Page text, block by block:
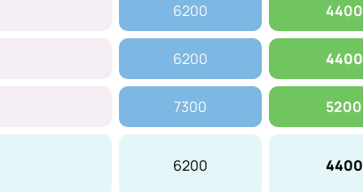
6200 4400
6200 4400
7300 5200
6200 4400